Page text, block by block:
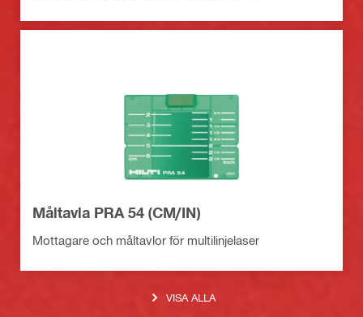
Måltavla PRA 54 (CM/IN)
Mottagare och måltavlor för multilinjelaser
VISA ALLA